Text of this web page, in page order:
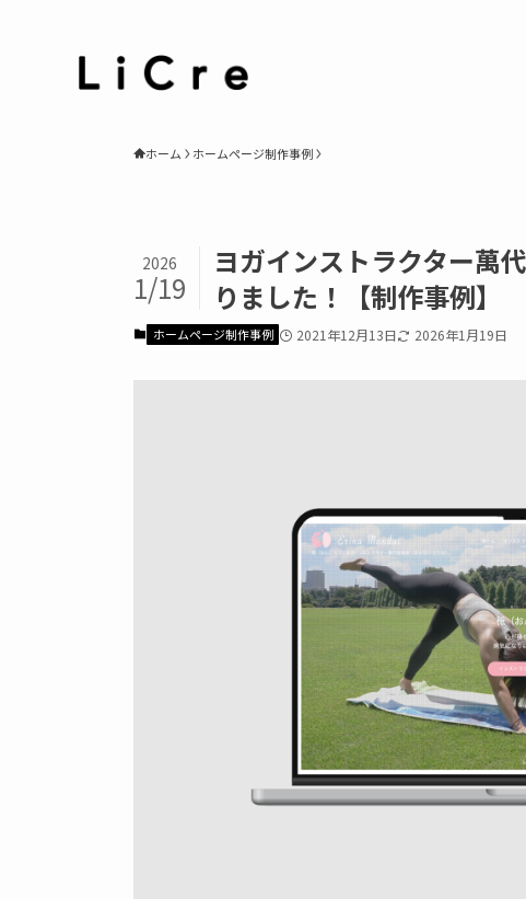
ホーム ホームページ制作事例
ヨガインストラクター萬
りました！【制作事例】
2026
1/19
ホームページ制作事例 2021年12月13日 2026年1月19日